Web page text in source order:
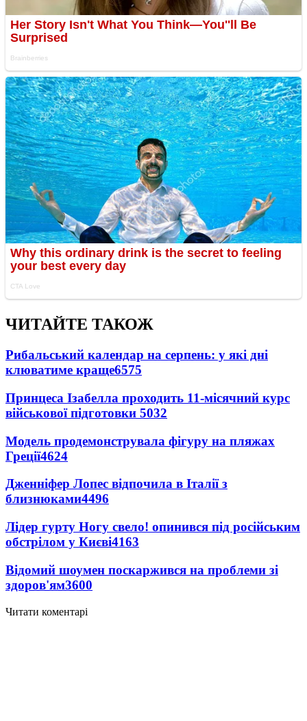
ЧИТАЙТЕ ТАКОЖ
Рибальський календар на серпень: у які дні
клюватиме краще6575
Принцеса Ізабелла проходить 11-місячний курс
військової підготовки 5032
Модель продемонструвала фігуру на пляжах
Греції4624
Дженніфер Лопес відпочила в Італії з
близнюками4496
Лідер гурту Ногу свело! опинився під російським
обстрілом у Києві4163
Відомий шоумен поскаржився на проблеми зі
здоров'ям3600
Читати коментарі